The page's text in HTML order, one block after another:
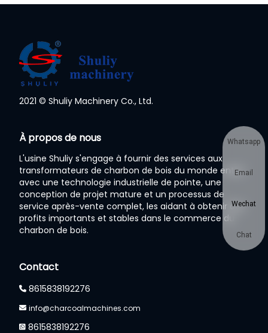
2021 © Shuliy Machinery Co., Ltd.
À propos de nous
L'usine Shuliy s'engage à fournir des services aux
transformateurs de charbon de bois du monde entier
avec une technologie industrielle de pointe, une
conception de projet mature et un processus de
service après-vente complet, les aidant à obtenir des
profits importants et stables dans le commerce du
charbon de bois.
Contact
8615838192276
info@charcoalmachines.com
8615838192276
Whatsapp
Email
Wechat
Chat